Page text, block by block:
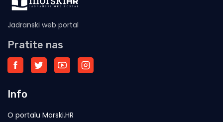
Jadranski web portal
Pratite nas
Info
O portalu Morski.HR